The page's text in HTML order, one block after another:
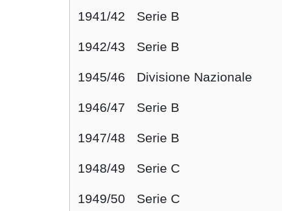
1941/42 Serie B
1942/43 Serie B
1945/46 Divisione Nazionale
1946/47 Serie B
1947/48 Serie B
1948/49 Serie C
1949/50 Serie C